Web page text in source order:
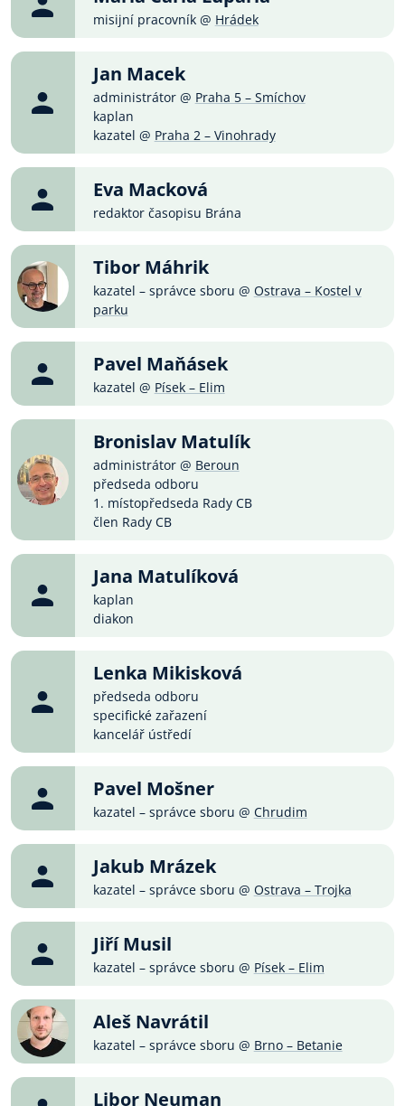
misijní pracovník @ Hrádek
Jan Macek
administrátor @ Praha 5 – Smíchov
kaplan
kazatel @ Praha 2 – Vinohrady
Eva Macková
redaktor časopisu Brána
Tibor Máhrik
kazatel – správce sboru @ Ostrava – Kostel v
parku
Pavel Maňásek
kazatel @ Písek – Elim
Bronislav Matulík
administrátor @ Beroun
předseda odboru
1. místopředseda Rady CB
člen Rady CB
Jana Matulíková
kaplan
diakon
Lenka Mikisková
předseda odboru
specifické zařazení
kancelář ústředí
Pavel Mošner
kazatel – správce sboru @ Chrudim
Jakub Mrázek
kazatel – správce sboru @ Ostrava – Trojka
Jiří Musil
kazatel – správce sboru @ Písek – Elim
Aleš Navrátil
kazatel – správce sboru @ Brno – Betanie
Libor Neuman